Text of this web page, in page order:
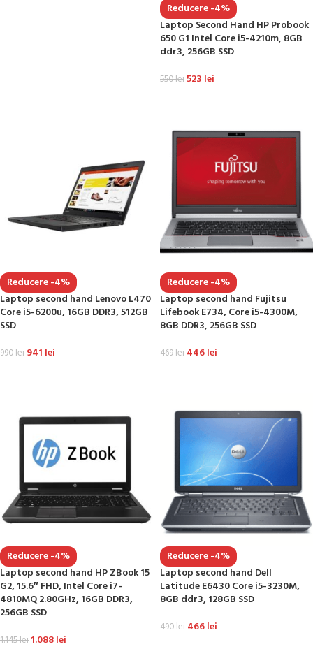
Reducere -4%
Laptop Second Hand HP Probook
650 G1 Intel Core i5-4210m, 8GB
ddr3, 256GB SSD
550lei523 lei
Reducere -4%
Laptop second hand Lenovo L470
Core i5-6200u, 16GB DDR3, 512GB
SSD
990lei 941 lei
Reducere -4%
Laptop second hand Fujitsu
Lifebook E734, Core i5-4300M,
8GB DDR3, 256GB SSD
469lei 446lei
Reducere -4%
Laptop second hand HP ZBook 15
G2, 15.6″ FHD, Intel Core i7-
4810MQ 2.80GHz, 16GB DDR3,
256GB SSD
1.145lei 1.088lei
Reducere -4%
Laptop second hand Dell
Latitude E6430 Core i5-3230M,
8GB ddr3, 128GB SSD
490lei 466lei